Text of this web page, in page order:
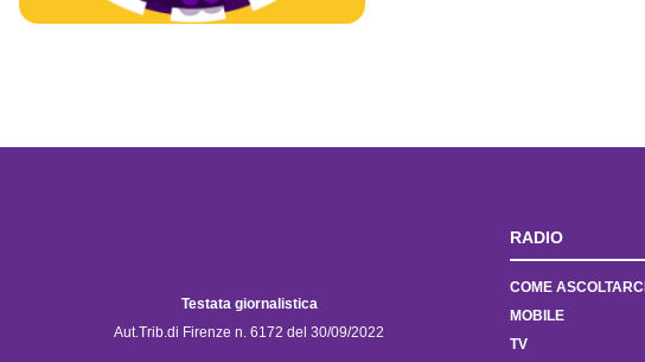
Testata giornalistica
Aut.Trib.di Firenze n. 6172 del 30/09/2022
RADIO
COME ASCOLTARCI
MOBILE
TV